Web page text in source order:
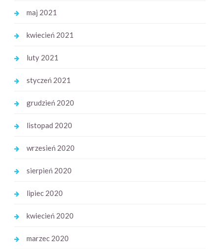
maj 2021
kwiecień 2021
luty 2021
styczeń 2021
grudzień 2020
listopad 2020
wrzesień 2020
sierpień 2020
lipiec 2020
kwiecień 2020
marzec 2020